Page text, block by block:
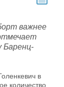
важнее
Баренц-
в
количество